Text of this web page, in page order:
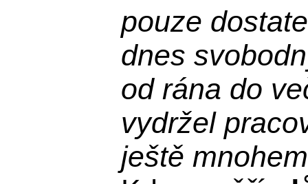
pouze
dnes
od rána do
vydržel
ještě